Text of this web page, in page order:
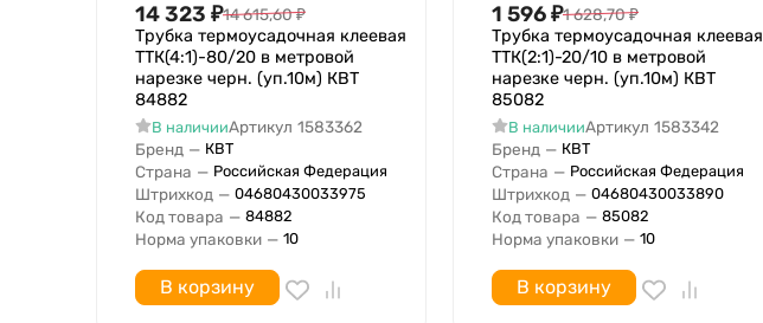
14 323 ₽14 615,60₽
Трубка термоусадочная клеевая
ТТК(4:1)-80/20 в метровой
нарезке черн. (уп.10м) КВТ
84882
В наличииАртикул 1583362
Бренд — КВТ
Страна — Российская Федерация
Штрихкод — 04680430033975
Код товара — 84882
Норма упаковки — 10
В корзину
1 596₽1 628,70₽
Трубка термоусадочная клеевая
ТТК(2:1)-20/10 в метровой
нарезке черн. (уп.10м) КВТ
85082
В наличииАртикул 1583342
Бренд — КВТ
Страна — Российская Федерация
Штрихкод — 04680430033890
Код товара — 85082
Норма упаковки — 10
В корзину